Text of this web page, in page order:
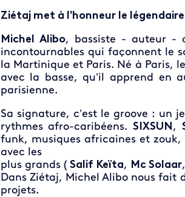
Ziétaj met à l'honneur le
Michel Alibo, bassiste - auteur -
incontournables qui façonnent le
la Martinique et Paris. Né à Paris,
avec la basse, qu’il apprend en
parisienne.
Sa signature, c’est le groove : un
rythmes afro-caribéens.SIXSUN,
funk, musiques africaines et
avec les
plus grands ( Salif Keïta, Mc Solaar,
Dans Ziétaj, Michel Alibo nous fait
projets.